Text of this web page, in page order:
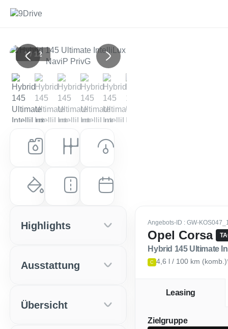
Previous Next
1 / 12
Kraftstoff
Benzin Automatik
Leistung (PS)
136 PS (100 kW)
Farbe
Kontur Weiß Metallic / Dach: Sch
Laufleistung
10 km
Erstzulassung
EZ: Okt. 2025
Angebots-ID : GW-
Opel Corsa
Hybrid 145 Ultimate
C 4,6 l / 100 km
Leasing
Zielgruppe
Highlights
Ausstattung
Übersicht